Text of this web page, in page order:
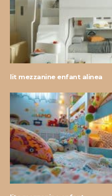
lit mezzanine enfant alinea